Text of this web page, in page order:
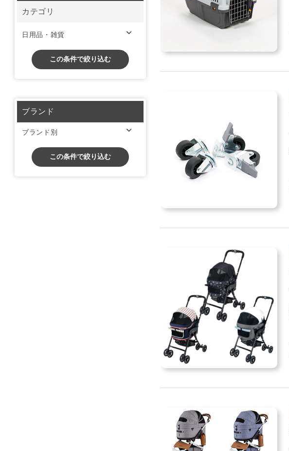
カテゴリ
日用品・雑貨
この条件で絞り込む
ブランド
ブランド別
この条件で絞り込む